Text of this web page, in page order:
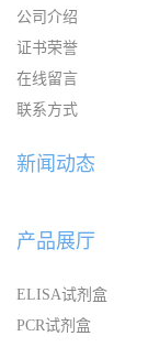
公司介绍
证书荣誉
在线留言
联系方式
新闻动态
产品展厅
ELISA试剂盒
PCR试剂盒